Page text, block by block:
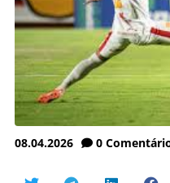
08.04.2026 0